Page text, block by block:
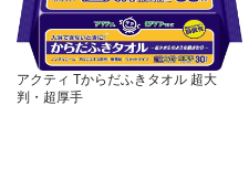
アクティ Tからだふきタオル 超大
判・超厚手